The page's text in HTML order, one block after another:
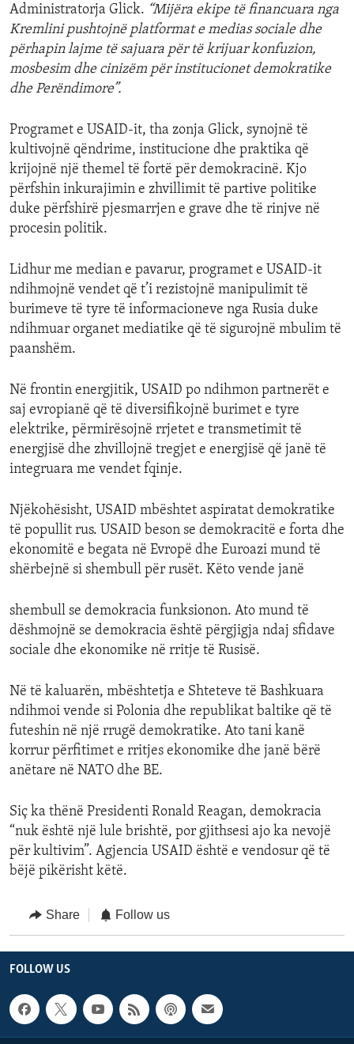
Administratorja Glick. “Mijëra ekipe të financuara nga
Kremlini pushtojnë platformat e medias sociale dhe
përhapin lajme të sajuara për të krijuar konfuzion,
mosbesim dhe cinizëm për institucionet demokratike
dhe Perëndimore”.
Programet e USAID-it, tha zonja Glick, synojnë të
kultivojnë qëndrime, institucione dhe praktika që
krijojnë një themel të fortë për demokracinë. Kjo
përfshin inkurajimin e zhvillimit të partive politike
duke përfshirë pjesmarrjen e grave dhe të rinjve në
procesin politik.
Lidhur me median e pavarur, programet e USAID-it
ndihmojnë vendet që t’i rezistojnë manipulimit të
burimeve të tyre të informacioneve nga Rusia duke
ndihmuar organet mediatike që të sigurojnë mbulim të
paanshëm.
Në frontin energjitik, USAID po ndihmon partnerët e
saj evropianë që të diversifikojnë burimet e tyre
elektrike, përmirësojnë rrjetet e transmetimit të
energjisë dhe zhvillojnë tregjet e energjisë që janë të
integruara me vendet fqinje.
Njëkohësisht, USAID mbështet aspiratat demokratike
të popullit rus. USAID beson se demokracitë e forta dhe
ekonomitë e begata në Evropë dhe Euroazi mund të
shërbejnë si shembull për rusët. Këto vende janë
shembull se demokracia funksionon. Ato mund të
dëshmojnë se demokracia është përgjigja ndaj sfidave
sociale dhe ekonomike në rritje të Rusisë.
Në të kaluarën, mbështetja e Shteteve të Bashkuara
ndihmoi vende si Polonia dhe republikat baltike që të
futeshin në një rrugë demokratike. Ato tani kanë
korrur përfitimet e rritjes ekonomike dhe janë bërë
anëtare në NATO dhe BE.
Siç ka thënë Presidenti Ronald Reagan, demokracia
“nuk është një lule brishtë, por gjithsesi ajo ka nevojë
për kultivim”. Agjencia USAID është e vendosur që të
bëjë pikërisht këtë.
Share Follow us
FOLLOW US